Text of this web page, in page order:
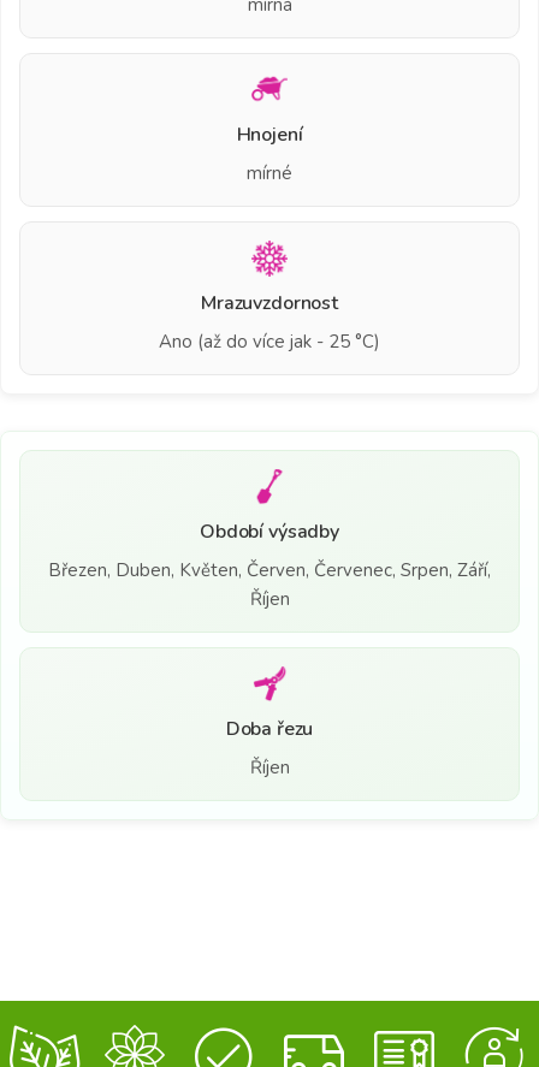
Hnojení
mírné
Mrazuvzdornost
Ano (až do více jak - 25 °C)
Období výsadby
Březen, Duben, Květen, Červen, Červenec, Srpen, Září,
Říjen
Doba řezu
Říjen